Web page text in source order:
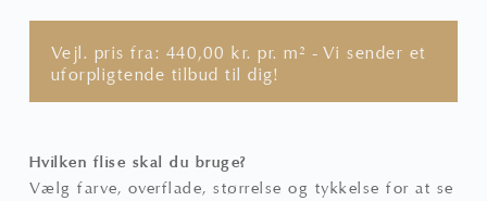
Vejl. pris fra: 440,00kr. pr. m² - Vi sender et
uforpligtende tilbud til dig!
Hvilken flise skal du bruge?
Vælg farve, overflade, størrelse og tykkelse for at se